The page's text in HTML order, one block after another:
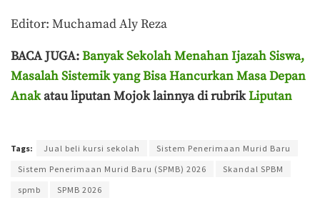
Editor: Muchamad Aly Reza
BACA JUGA:Banyak Sekolah Menahan Ijazah Siswa,
Masalah Sistemik yang Bisa Hancurkan Masa Depan
Anakatau liputan Mojok lainnya di rubrikLiputan
Tags: Jual beli kursi sekolah
Sistem Penerimaan Murid Baru
Sistem Penerimaan Murid Baru (SPMB) 2026
Skandal SPBM
spmb
SPMB 2026